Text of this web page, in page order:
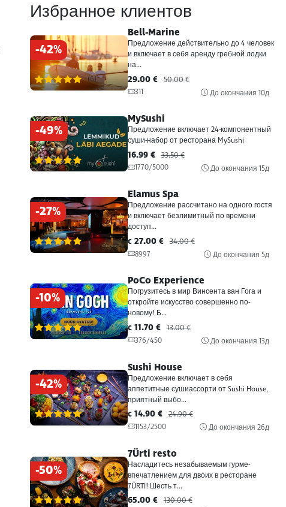
Избранное клиентов
-42%
(6)
Bell-Marine
Предложение действительно до 4 человек
и включает в себя аренду гребной лодки
на...
29.00 € 50.00 €
311
До окончания10д
-49%
(6)
MySushi
Предложение включает 24-компонентный
суши-набор от ресторана MySushi
16.99 € 33.50 €
1770/5000
До окончания15д
-27%
(6)
Elamus Spa
Предложение рассчитано на одного гостя
и включает безлимитный по времени
доступ...
c 27.00 € 34.00 €
8997
До окончания5д
-10%
(6)
PoCo Experience
Погрузитесь в мир Винсента ван Гога и
откройте искусство совершенно по-
новому! Б...
c 11.70 € 13.00 €
376/450
До окончания13д
-42%
(6)
Sushi House
Предложение включает в себя
аппетитные сушиассорти от Sushi House,
приятный выбо...
c 14.90 € 24.90 €
1153/2500
До окончания26д
-50%
(6)
7Ürti resto
Насладитесь незабываемым гурме-
впечатлением для двоих в ресторане
7ÜRTI! Шесть т...
65.00 € 130.00 €